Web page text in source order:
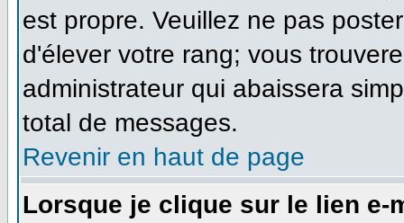
est propre. Veuillez ne pas
d'élever votre rang; vous
administrateur qui abaissera
total de messages.
Revenir en haut de page
Lorsque je clique sur le lien e-